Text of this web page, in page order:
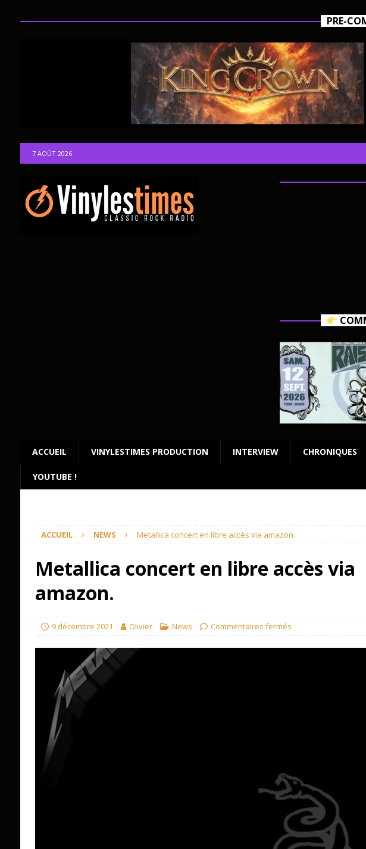
PRE-
7 AOÛT 2026
ACCUEIL VINYLESTIMES PRODUCTION INTERVIEW CHRONIQUES
YOUTUBE !
ACCUEIL NEWS Metallica concert en libre accès via amazon.
Metallica concert en libre accès via
amazon.
9 décembre 2021 Olivier News Commentaires fermés